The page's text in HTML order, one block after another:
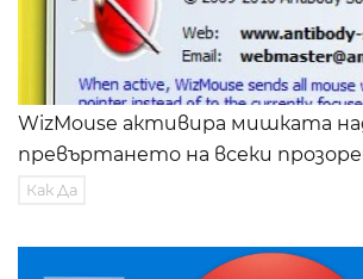
WizMouse активира мишката
превъртането на всеки
Как Да